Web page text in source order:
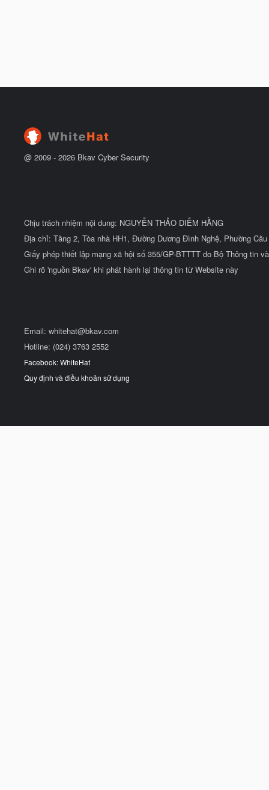
@ 2009 - 2026 Bkav Cyber Security
Chịu trách nhiệm nội dung: NGUYỄN THẢO DIỄM HẰNG
Địa chỉ: Tầng 2, Tòa nhà HH1, Đường Dương Đình Nghệ, Phường
Giấy phép thiết lập mạng xã hội số 355/GP-BTTTT do Bộ Thông tin
Ghi rõ 'nguồn Bkav' khi phát hành lại thông tin từ Website này
Email: whitehat@bkav.com
Hotline: (024) 3763 2552
Facebook: WhiteHat
Quy định và điều khoản sử dụng